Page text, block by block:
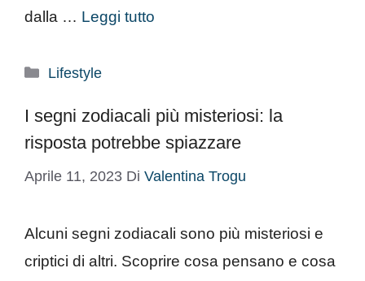
dalla … Leggi tutto
Categorie
Lifestyle
I segni zodiacali più misteriosi: la
risposta potrebbe spiazzare
Aprile 11, 2023 Di Valentina Trogu
Alcuni segni zodiacali sono più misteriosi e
criptici di altri. Scoprire cosa pensano e cosa